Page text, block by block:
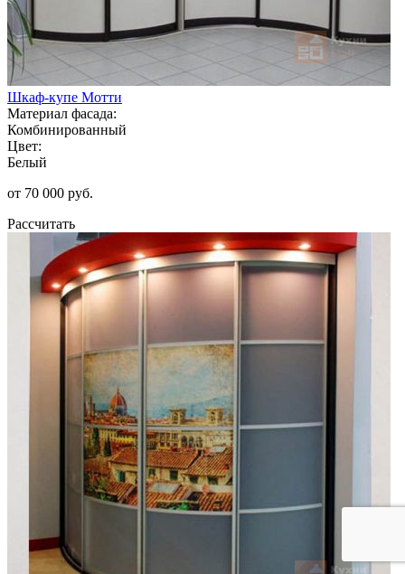
Шкаф-купе Мотти
Материал фасада:
Комбинированный
Цвет:
Белый
от 70 000 руб.
Рассчитать